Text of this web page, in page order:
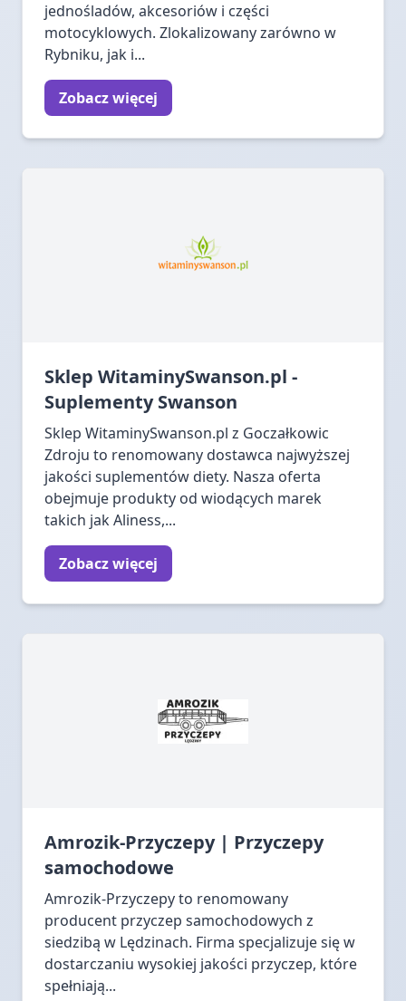
jednośladów, akcesoriów i części
motocyklowych. Zlokalizowany zarówno w
Rybniku, jak i...
Zobacz więcej
Sklep WitaminySwanson.pl -
Suplementy Swanson
Sklep WitaminySwanson.pl z Goczałkowic
Zdroju to renomowany dostawca najwyższej
jakości suplementów diety. Nasza oferta
obejmuje produkty od wiodących marek
takich jak Aliness,...
Zobacz więcej
Amrozik-Przyczepy | Przyczepy
samochodowe
Amrozik-Przyczepy to renomowany
producent przyczep samochodowych z
siedzibą w Lędzinach. Firma specjalizuje się w
dostarczaniu wysokiej jakości przyczep, które
spełniają...